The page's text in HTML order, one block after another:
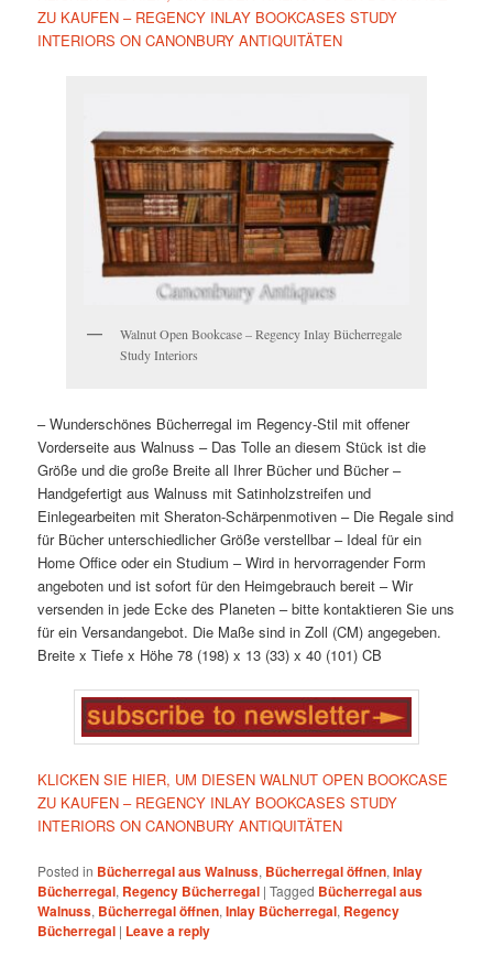
ZU KAUFEN – REGENCY INLAY BOOKCASES STUDY
INTERIORS ON CANONBURY ANTIQUITÄTEN
Walnut Open Bookcase – Regency Inlay Bücherregale
Study Interiors
– Wunderschönes Bücherregal im Regency-Stil mit offener
Vorderseite aus Walnuss – Das Tolle an diesem Stück ist die
Größe und die große Breite all Ihrer Bücher und Bücher –
Handgefertigt aus Walnuss mit Satinholzstreifen und
Einlegearbeiten mit Sheraton-Schärpenmotiven – Die Regale sind
für Bücher unterschiedlicher Größe verstellbar – Ideal für ein
Home Office oder ein Studium – Wird in hervorragender Form
angeboten und ist sofort für den Heimgebrauch bereit – Wir
versenden in jede Ecke des Planeten – bitte kontaktieren Sie uns
für ein Versandangebot. Die Maße sind in Zoll (CM) angegeben.
Breite x Tiefe x Höhe 78 (198) x 13 (33) x 40 (101) CB
KLICKEN SIE HIER, UM DIESEN WALNUT OPEN BOOKCASE
ZU KAUFEN – REGENCY INLAY BOOKCASES STUDY
INTERIORS ON CANONBURY ANTIQUITÄTEN
Posted in Bücherregal aus Walnuss, Bücherregal öffnen,Inlay
Bücherregal, Regency Bücherregal |Tagged Bücherregal aus
Walnuss, Bücherregal öffnen,Inlay Bücherregal, Regency
Bücherregal | Leave a reply